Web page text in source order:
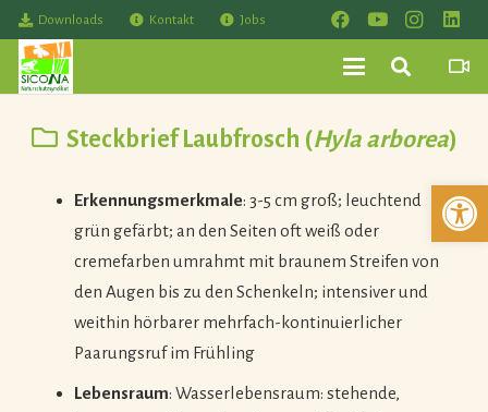
Downloads Kontakt Jobs
Steckbrief Laubfrosch (Hyla arborea)
Erkennungsmerkmale: 3-5 cm groß; leuchtend
grün gefärbt; an den Seiten oft weiß oder
cremefarben umrahmt mit braunem Streifen von
den Augen bis zu den Schenkeln; intensiver und
weithin hörbarer mehrfach-kontinuierlicher
Paarungsruf im Frühling
Lebensraum: Wasserlebensraum: stehende,